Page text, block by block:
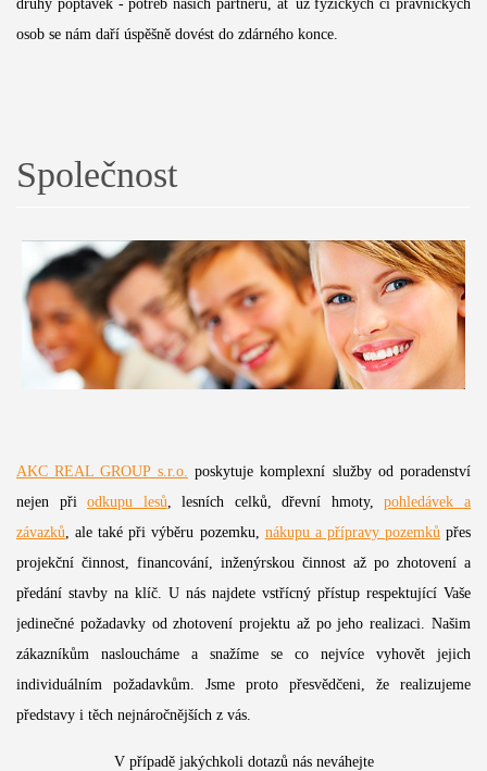
druhy poptávek - potřeb našich partnerů, ať už fyzických či právnických
osob se nám daří úspěšně dovést do zdárného konce.
Společnost
AKC REAL GROUP s.r.o.
poskytuje komplexní služby od poradenství
nejen přiodkupu lesů , lesních celků, dřevní hmoty,pohledávek a
závazků , ale také při výběru pozemku, nákupu a přípravy pozemků přes
projekční činnost, financování, inženýrskou činnost až po zhotovení a
předání stavby na klíč. U nás najdete vstřícný přístup respektující Vaše
jedinečné požadavky od zhotovení projektu až po jeho realizaci. Našim
zákazníkům nasloucháme a snažíme se co nejvíce vyhovět jejich
individuálním požadavkům. Jsme proto přesvědčeni, že realizujeme
představy i těch nejnáročnějších z vás.
V případě jakýchkoli dotazů nás neváhejte